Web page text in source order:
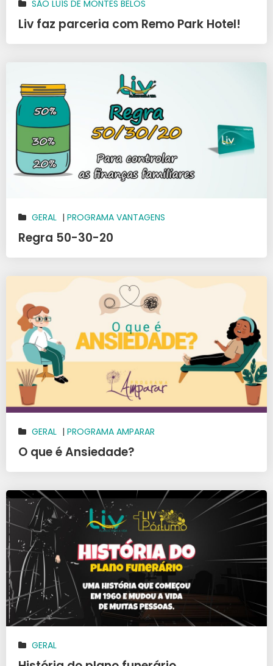
SÃO LUÍS DE MONTES BELOS
Liv faz parceria com Remo Park Hotel!
GERAL | PROGRAMA VANTAGENS
Regra 50-30-20
GERAL | PROGRAMA AMPARAR
O que é Ansiedade?
GERAL